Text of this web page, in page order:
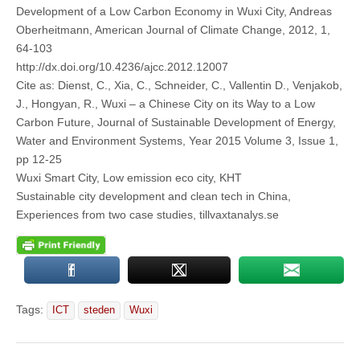
Development of a Low Carbon Economy in Wuxi City, Andreas
Oberheitmann, American Journal of Climate Change, 2012, 1,
64-103
http://dx.doi.org/10.4236/ajcc.2012.12007
Cite as: Dienst, C., Xia, C., Schneider, C., Vallentin D., Venjakob,
J., Hongyan, R., Wuxi – a Chinese City on its Way to a Low
Carbon Future, Journal of Sustainable Development of Energy,
Water and Environment Systems, Year 2015 Volume 3, Issue 1,
pp 12-25
Wuxi Smart City, Low emission eco city, KHT
Sustainable city development and clean tech in China,
Experiences from two case studies, tillvaxtanalys.se
Tags: ICT steden Wuxi